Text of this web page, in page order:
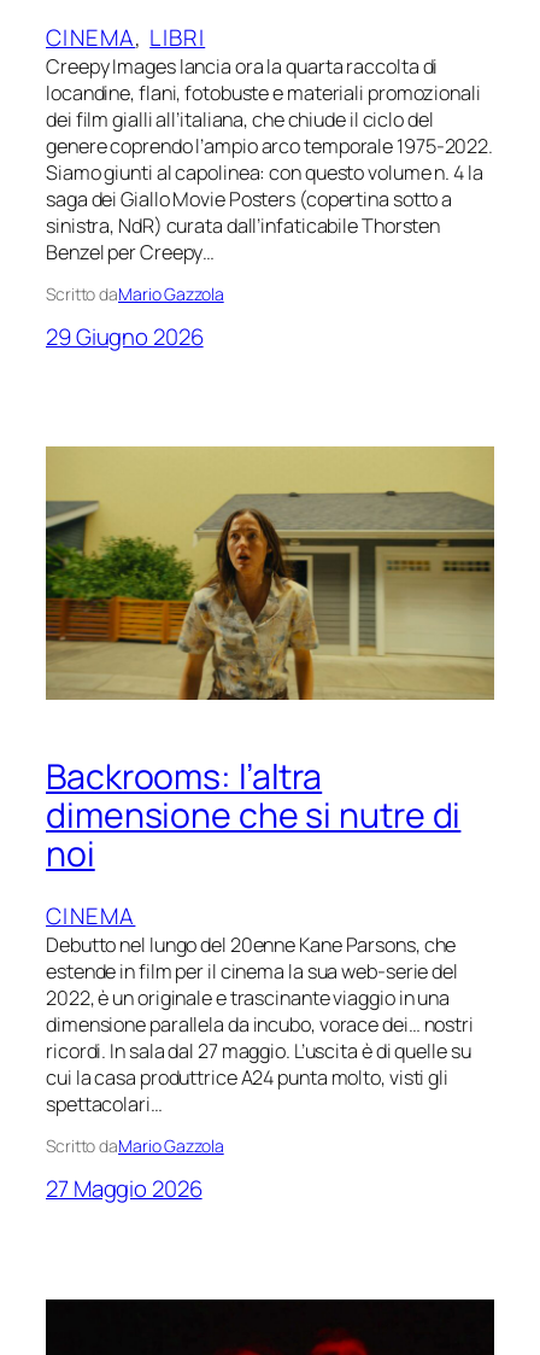
CINEMA, LIBRI
Creepy Images lancia ora la quarta raccolta di
locandine, flani, fotobuste e materiali promozionali
dei film gialli all’italiana, che chiude il ciclo del
genere coprendo l’ampio arco temporale 1975-2022.
Siamo giunti al capolinea: con questo volume n. 4 la
saga dei Giallo Movie Posters (copertina sotto a
sinistra, NdR) curata dall’infaticabile Thorsten
Benzel per Creepy…
Scritto daMario Gazzola
29 Giugno 2026
Backrooms: l’altra
dimensione che si nutre di
noi
CINEMA
Debutto nel lungo del 20enne Kane Parsons, che
estende in film per il cinema la sua web-serie del
2022, è un originale e trascinante viaggio in una
dimensione parallela da incubo, vorace dei… nostri
ricordi. In sala dal 27 maggio. L’uscita è di quelle su
cui la casa produttrice A24 punta molto, visti gli
spettacolari…
Scritto daMario Gazzola
27 Maggio 2026